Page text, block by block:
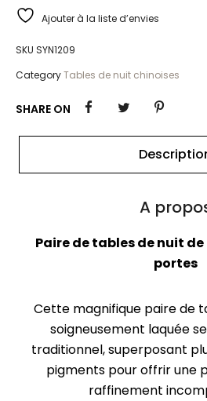
Ajouter à la liste d’envies
SKU SYN1209
CategoryTables de nuit chinoises
SHARE ON
A
Paire de tables de nuit
portes
Cette magnifique paire de
soigneusement laquée
traditionnel, superposant
pigments pour offrir une
raffinement